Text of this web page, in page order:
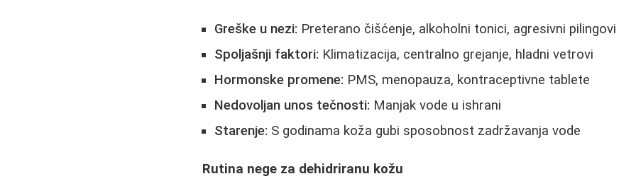
Greške u nezi: Preterano čišćenje, alkoholni tonici, agresivni pilingovi
Spoljašnji faktori: Klimatizacija, centralno grejanje, hladni vetrovi
Hormonske promene: PMS, menopauza, kontraceptivne tablete
Nedovoljan unos tečnosti: Manjak vode u ishrani
Starenje: S godinama koža gubi sposobnost zadržavanja vode
Rutina nege za dehidriranu kožu